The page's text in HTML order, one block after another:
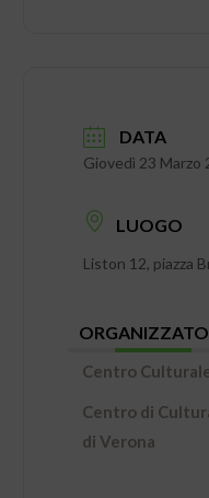
DATA
Giovedì 23 Marzo
LUOGO
Liston 12, piazza
Centro
Centro di
di Verona